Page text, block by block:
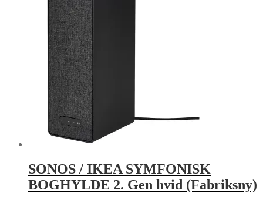
SONOS / IKEA SYMFONISK
BOGHYLDE 2. Gen hvid (Fabriksny)